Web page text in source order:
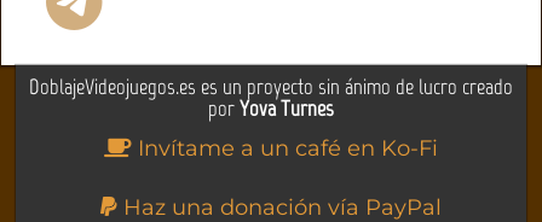
DoblajeVideojuegos.es es un proyecto sin ánimo de lucro creado
porYova Turnes
Invítame a un café en Ko-Fi
Haz una donación vía PayPal